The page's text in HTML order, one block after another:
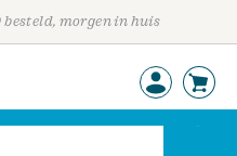
morgen in huis